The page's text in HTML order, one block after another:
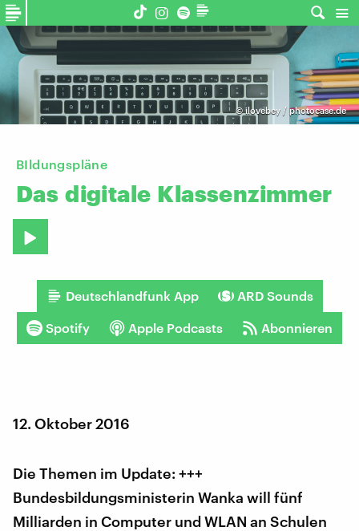
©ilovebey / photocase.de
BIldungspläne
Das digitale Klassenzimmer
Deutschlandfunk App ARD Sounds
Spotify Apple Podcasts Abonnieren
12. Oktober 2016
Die Themen im Update: +++
Bundesbildungsministerin Wanka will fünf
Milliarden in Computer und WLAN an Schulen